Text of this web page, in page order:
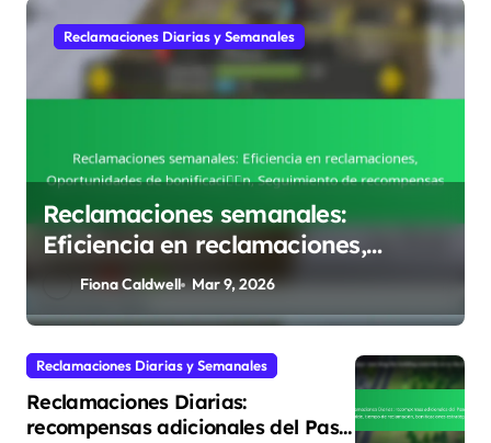
Reclamaciones Diarias y Semanales
Reclamaciones semanales:
Eficiencia en reclamaciones,
Oportunidades de bonificación,
Fiona Caldwell Mar 9, 2026
Reclamaciones Diarias y Semanales
Reclamaciones Diarias:
recompensas adicionales del Pase